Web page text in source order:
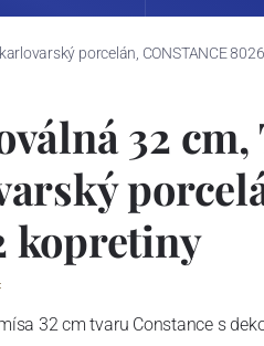
porcelán, CONSTANCE
32 cm,
kopretiny
32 cm tvaru Constance s